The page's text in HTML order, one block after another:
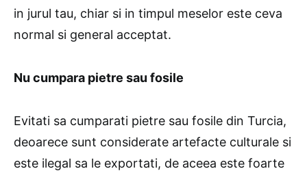
in jurul tau, chiar si in timpul meselor este ceva
normal si general acceptat.
Nu cumpara pietre sau fosile
Evitati sa cumparati pietre sau fosile din Turcia,
deoarece sunt considerate artefacte culturale si
este ilegal sa le exportati, de aceea este foarte